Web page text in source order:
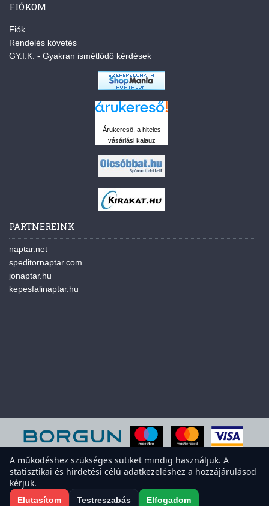
FIÓKOM
Fiók
Rendelés követés
GY.I.K. - Gyakran ismétlődő kérdések
Árukereső, a hiteles
vásárlási kalauz
PARTNEREINK
naptar.net
speditornaptar.com
jonaptar.hu
kepesfalinaptar.hu
Süti-beállítások megnyitása
A működéshez szükséges sütiket mindig használjuk. A
statisztikai és hirdetési célú adatkezeléshez a hozzájárulásod
kérjük.
Elutasítom Testreszabás Elfogadom
A weboldal sütiket használ a felhasználói élmény javítása érdekében.
Elfogadod a sütiket?
Elfogadom Elutasítom